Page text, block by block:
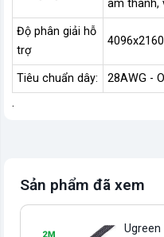
âm thanh,
Độ phân giải hỗ
trợ
Tiêu chuẩn dây: 28AWG -
.
Sản phẩm đã xem